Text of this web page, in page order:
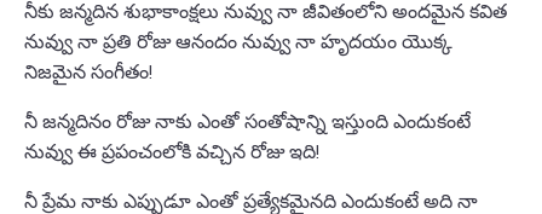
నీకు జన్మదిన శుభాకాంక్షలు నువ్వు నా జీవితంలోని అందమైన కవిత
నువ్వు నా ప్రతి రోజు ఆనందం నువ్వు నా హృదయం యొక్క
నిజమైన సంగీతం!
నీ జన్మదినం రోజు నాకు ఎంతో సంతోషాన్ని ఇస్తుంది ఎందుకంటే
నువ్వు ఈ ప్రపంచంలోకి వచ్చిన రోజు ఇది!
నీ ప్రేమ నాకు ఎప్పుడూ ఎంతో ప్రత్యేకమైనది ఎందుకంటే అది నా